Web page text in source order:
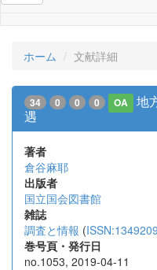
ホーム 文献詳細
34 0 0 0 OA
地
遇
著者
倉谷麻耶
出版者
国立国会図書館
雑誌
調査と情報 (
巻号頁・発行日
no.1053, 2019-04-11